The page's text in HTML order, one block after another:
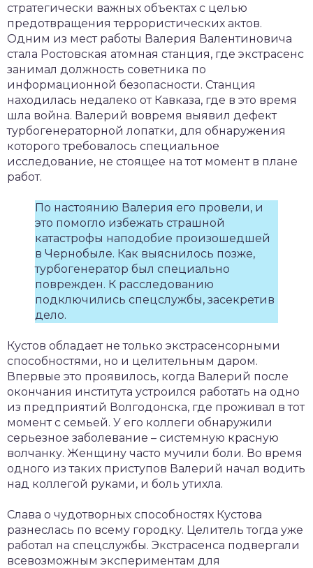
стратегически важных объектах с целью
предотвращения террористических актов.
Одним из мест работы Валерия Валентиновича
стала Ростовская атомная станция, где экстрасенс
занимал должность советника по
информационной безопасности. Станция
находилась недалеко от Кавказа, где в это время
шла война. Валерий вовремя выявил дефект
турбогенераторной лопатки, для обнаружения
которого требовалось специальное
исследование, не стоящее на тот момент в плане
работ.
По настоянию Валерия его провели, и
это помогло избежать страшной
катастрофы наподобие произошедшей
в Чернобыле. Как выяснилось позже,
турбогенератор был специально
поврежден. К расследованию
подключились спецслужбы, засекретив
дело.
Кустов обладает не только экстрасенсорными
способностями, но и целительным даром.
Впервые это проявилось, когда Валерий после
окончания института устроился работать на одно
из предприятий Волгодонска, где проживал в тот
момент с семьей. У его коллеги обнаружили
серьезное заболевание – системную красную
волчанку. Женщину часто мучили боли. Во время
одного из таких приступов Валерий начал водить
над коллегой руками, и боль утихла.
Слава о чудотворных способностях Кустова
разнеслась по всему городку. Целитель тогда уже
работал на спецслужбы. Экстрасенса подвергали
всевозможным экспериментам для